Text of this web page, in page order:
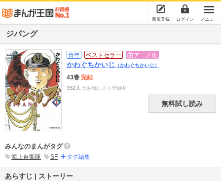
新規登録 ログイン メニュー
ジパング
青年 ベストセラー アニメ化
かわぐちかいじ （かわぐちかいじ）
43巻 完結
352人 がお気に入り登録中
無料試し読み
みんなのまんがタグ
海上自衛隊 SF タグ編集
あらすじ | ストーリー